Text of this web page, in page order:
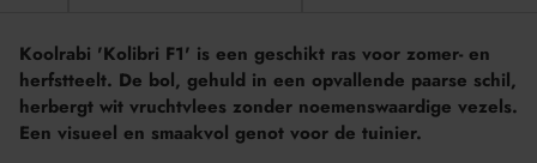
Koolrabi 'Kolibri F1' is een geschikt ras voor zomer- en
herfstteelt. De bol, gehuld in een opvallende paarse schil,
herbergt wit vruchtvlees zonder noemenswaardige vezels.
Een visueel en smaakvol genot voor de tuinier.